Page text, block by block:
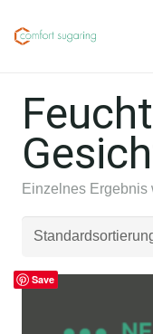
Einzelnes Ergebnis
Save